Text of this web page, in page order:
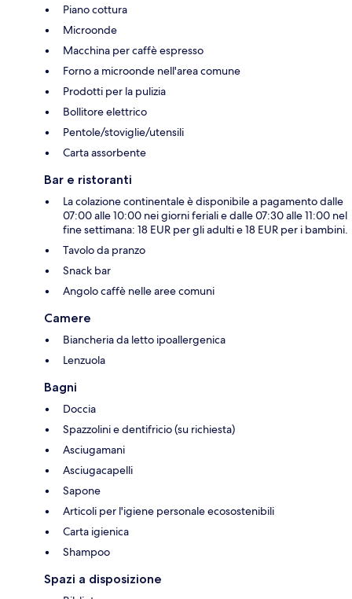
Piano cottura
Microonde
Macchina per caffè espresso
Forno a microonde nell'area comune
Prodotti per la pulizia
Bollitore elettrico
Pentole/stoviglie/utensili
Carta assorbente
Bar e ristoranti
La colazione continentale è disponibile a pagamento dalle
07:00 alle 10:00 nei giorni feriali e dalle 07:30 alle 11:00 nel
fine settimana: 18 EUR per gli adulti e 18 EUR per i bambini.
Tavolo da pranzo
Snack bar
Angolo caffè nelle aree comuni
Camere
Biancheria da letto ipoallergenica
Lenzuola
Bagni
Doccia
Spazzolini e dentifricio (su richiesta)
Asciugamani
Asciugacapelli
Sapone
Articoli per l'igiene personale ecosostenibili
Carta igienica
Shampoo
Spazi a disposizione